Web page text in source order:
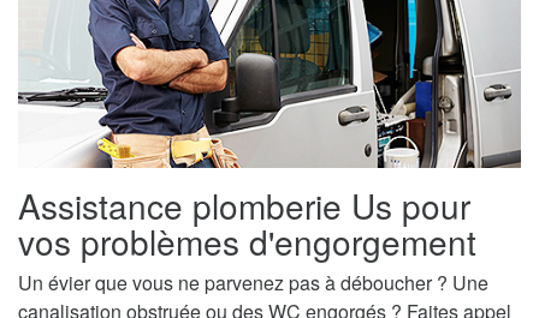
Assistance plomberie Us pour
vos problèmes d'engorgement
Un évier que vous ne parvenez pas à déboucher ? Une
canalisation obstruée ou des WC engorgés ? Faites appel